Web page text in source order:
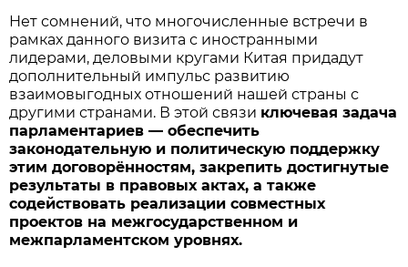
Нет сомнений, что многочисленные встречи в
рамках данного визита с иностранными
лидерами, деловыми кругами Китая придадут
дополнительный импульс развитию
взаимовыгодных отношений нашей страны с
другими странами. В этой связи ключевая задача
парламентариев — обеспечить
законодательную и политическую поддержку
этим договорённостям, закрепить достигнутые
результаты в правовых актах, а также
содействовать реализации совместных
проектов на межгосударственном и
межпарламентском уровнях.